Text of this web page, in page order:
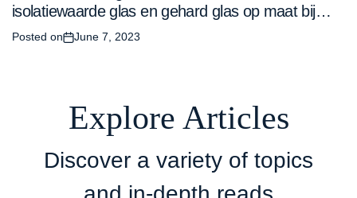
isolatiewaarde glas en gehard glas op maat bij
glasdiscount nl
Posted on June 7, 2023
Explore Articles
Discover a variety of topics